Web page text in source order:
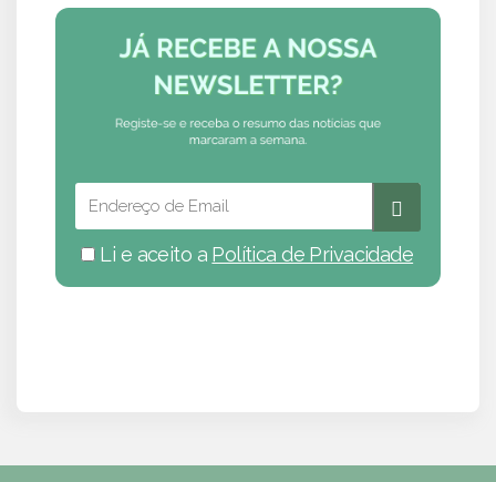
Li e aceito a Política de Privacidade